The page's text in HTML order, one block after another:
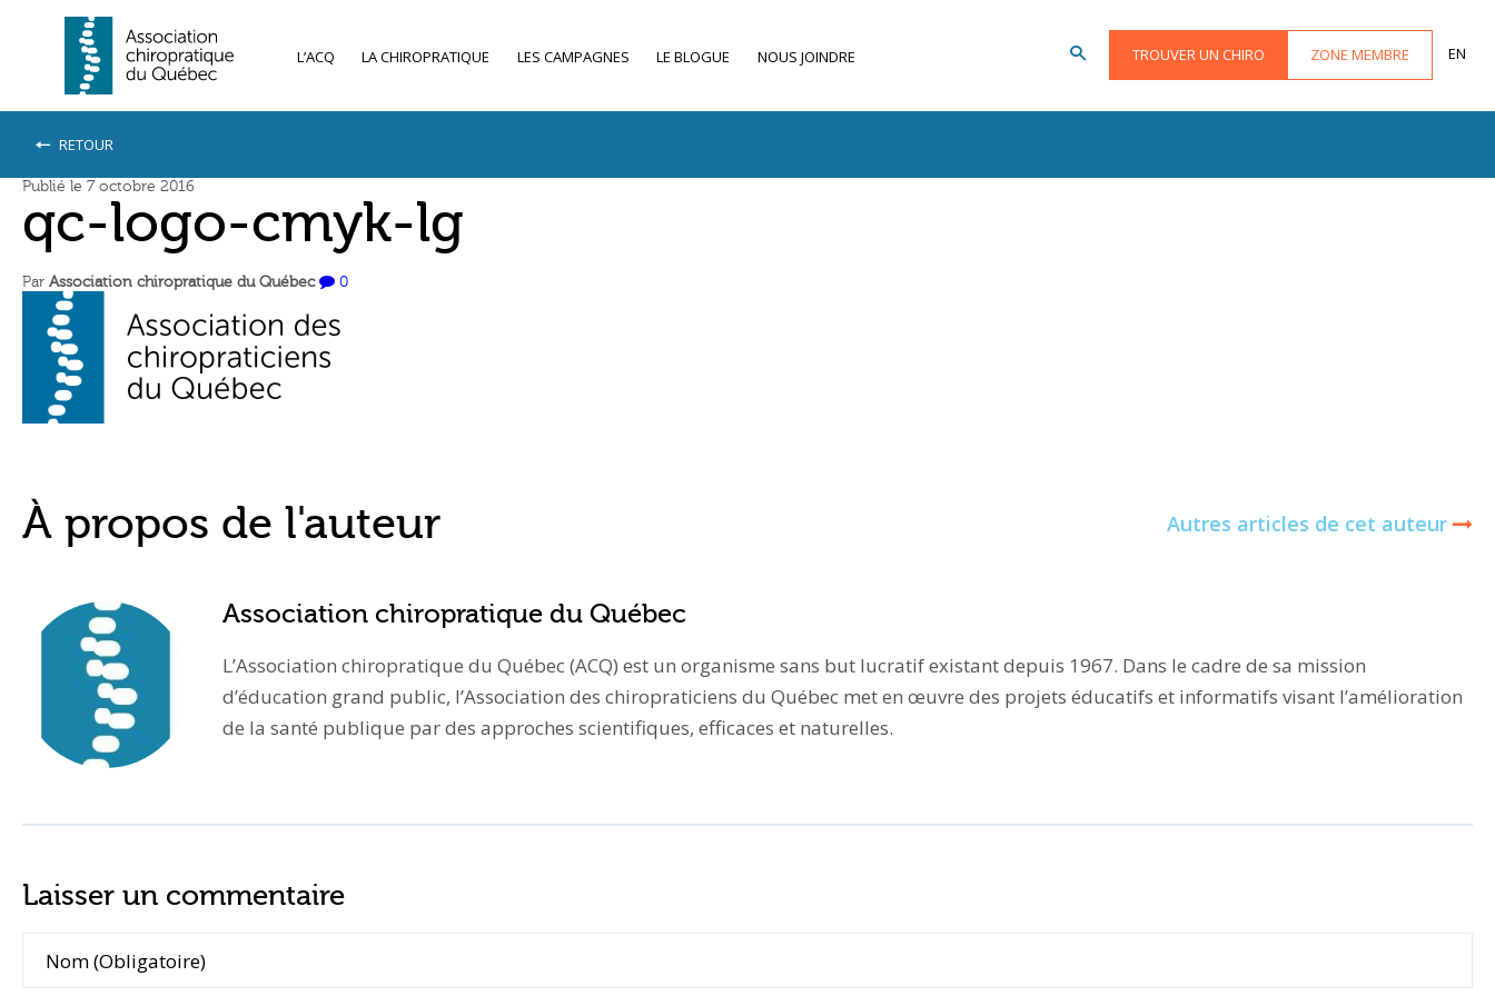
L’ACQ LA CHIROPRATIQUE LES CAMPAGNES LE BLOGUE NOUS JOINDRE TROUVER UN CHIRO ZONE MEMBRE EN
RETOUR
Publié le 7 octobre 2016
qc-logo-cmyk-lg
Par Association chiropratique du Québec 0
À propos de l'auteur Autres articles de cet auteur
Association chiropratique du Québec
L’Association chiropratique du Québec (ACQ) est un organisme sans but lucratif existant depuis 1967. Dans le cadre de sa mission
d’éducation grand public, l’Association des chiropraticiens du Québec met en œuvre des projets éducatifs et informatifs visant l’amélioration
de la santé publique par des approches scientifiques, efficaces et naturelles.
Laisser un commentaire